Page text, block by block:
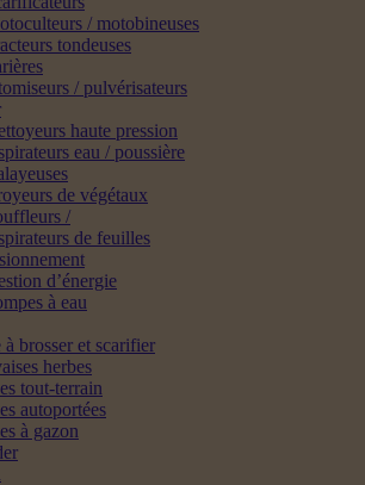
/ motobineuses
tondeuses
/ pulvérisateurs
haute pression
eau / poussière
de végétaux
/
de feuilles
d’énergie
à eau
brosser et scarifier
herbes
tout-terrain
autoportées
à gazon